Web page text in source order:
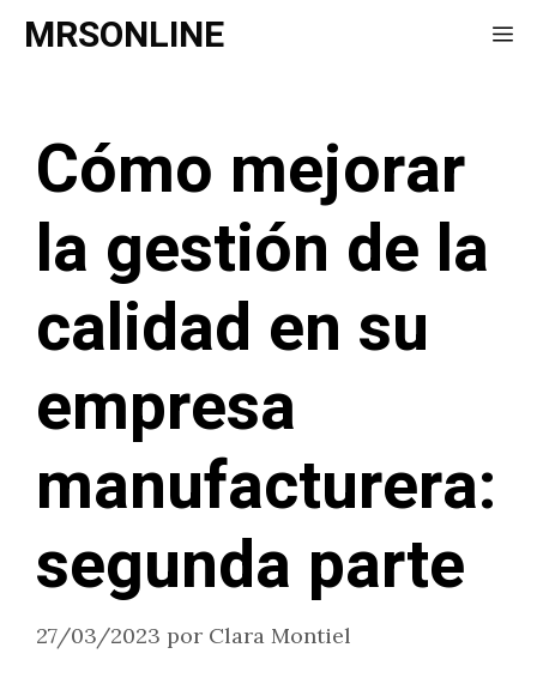
Saltar
MRSONLINE
Cómo mejorar
la gestión de la
calidad en su
empresa
manufacturera:
segunda parte
27/03/2023 por Clara Montiel